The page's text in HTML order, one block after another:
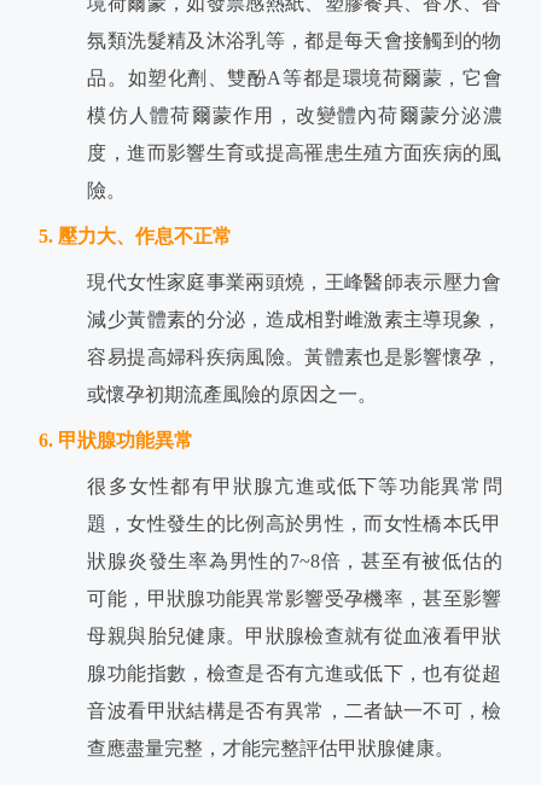
氛類洗髮精及沐浴乳等，都是每天會接觸到的物
品。如塑化劑、雙酚A等都是環境荷爾蒙，它會
模仿人體荷爾蒙作用，改變體內荷爾蒙分泌濃
度，進而影響生育或提高罹患生殖方面疾病的風
險。
5. 壓力大、作息不正常
現代女性家庭事業兩頭燒，王峰醫師表示壓力會
減少黃體素的分泌，造成相對雌激素主導現象，
容易提高婦科疾病風險。黃體素也是影響懷孕，
或懷孕初期流產風險的原因之一。
6. 甲狀腺功能異常
很多女性都有甲狀腺亢進或低下等功能異常問
題，女性發生的比例高於男性，而女性橋本氏甲
狀腺炎發生率為男性的7~8倍，甚至有被低估的
可能，甲狀腺功能異常影響受孕機率，甚至影響
母親與胎兒健康。甲狀腺檢查就有從血液看甲狀
腺功能指數，檢查是否有亢進或低下，也有從超
音波看甲狀結構是否有異常，二者缺一不可，檢
查應盡量完整，才能完整評估甲狀腺健康。